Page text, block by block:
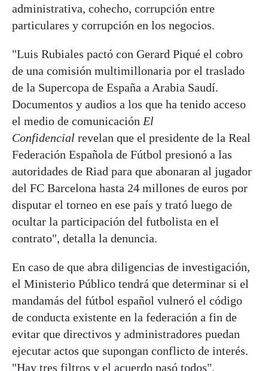
administrativa, cohecho, corrupción entre
particulares y corrupción en los negocios.
"Luis Rubiales pactó con Gerard Piqué el cobro
de una comisión multimillonaria por el traslado
de la Supercopa de España a Arabia Saudí.
Documentos y audios a los que ha tenido acceso
el medio de comunicación El
Confidencial revelan que el presidente de la Real
Federación Española de Fútbol presionó a las
autoridades de Riad para que abonaran al jugador
del FC Barcelona hasta 24 millones de euros por
disputar el torneo en ese país y trató luego de
ocultar la participación del futbolista en el
contrato", detalla la denuncia.
En caso de que abra diligencias de investigación,
el Ministerio Público tendrá que determinar si el
mandamás del fútbol español vulneró el código
de conducta existente en la federación a fin de
evitar que directivos y administradores puedan
ejecutar actos que supongan conflicto de interés.
"Hay tres filtros y el acuerdo pasó todos",